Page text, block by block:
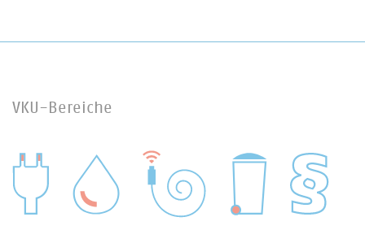
VKU-Bereiche
WASSER/ABWASSER